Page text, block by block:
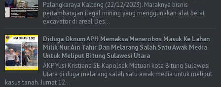
Palangkaraya Kalteng (22/12/2023). Maraknya bisnis
pertambangan ilegal mining yang menggunakan alat berat
excavator di areal Des...
Diduga Oknum APH Memaksa Menerobos Masuk Ke Lahan
Milik Nur Ain Tahir Dan Melarang Salah Satu Awak Media
Untuk Meliput Bitung Sulawesi Utara
AKP Yusi Kristiana SE Kapolsek Matuari kota Bitung Sulawesi
Utara di duga melarang salah satu awak media untuk meliput
kasus tanah. Jumat 12...